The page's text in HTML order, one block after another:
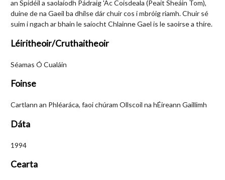
an Spidéil a saolaíodh Pádraig 'Ac Coisdeala (Peait Sheáin Tom),
duine de na Gaeil ba dhílse dár chuir cos i mbróig riamh. Chuir sé
suim i ngach ar bhain le saíocht Chlainne Gael is le saoirse a thíre.
Léiritheoir/Cruthaitheoir
Séamas Ó Cualáin
Foinse
Cartlann an Phléaráca, faoi chúram Ollscoil na hÉireann Gaillimh
Dáta
1994
Cearta